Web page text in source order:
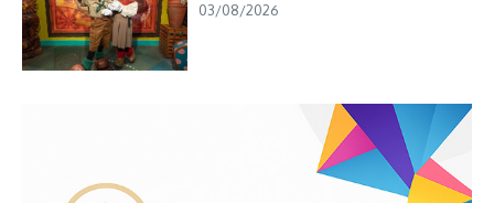
03/08/2026